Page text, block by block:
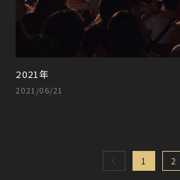
2021年
2021/06/21
1 2